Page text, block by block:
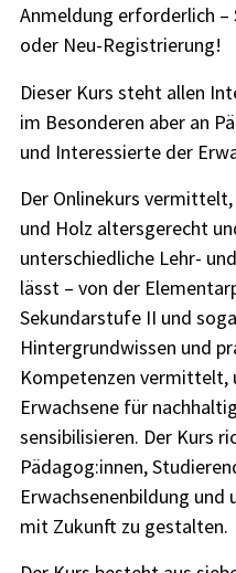
Anmeldung erforderlich –
oder Neu-Registrierung!
Dieser Kurs steht allen
im Besonderen aber an
und Interessierte der
Der Onlinekurs
und Holz altersgerecht
unterschiedliche Lehr-
lässt – von der
Sekundarstufe II und
Hintergrundwissen und
Kompetenzen vermittelt,
Erwachsene für
sensibilisieren. Der Kurs
Pädagog:innen,
Erwachsenenbildung
mit Zukunft zu gestalten.